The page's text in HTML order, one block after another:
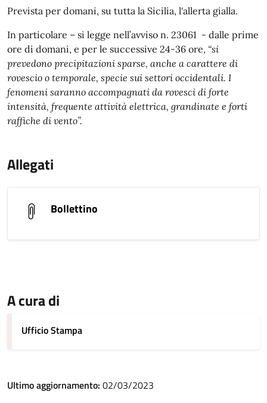
Prevista per domani, su tutta la Sicilia, l'allerta gialla.
In particolare – si legge nell’avviso n. 23061 - dalle prime
ore di domani, e per le successive 24-36 ore, “si
prevedono precipitazioni sparse, anche a carattere di
rovescio o temporale, specie sui settori occidentali. I
fenomeni saranno accompagnati da rovesci di forte
intensità, frequente attività elettrica, grandinate e forti
raffiche di vento”.
Allegati
Bollettino
A cura di
Ufficio Stampa
Ultimo aggiornamento: 02/03/2023